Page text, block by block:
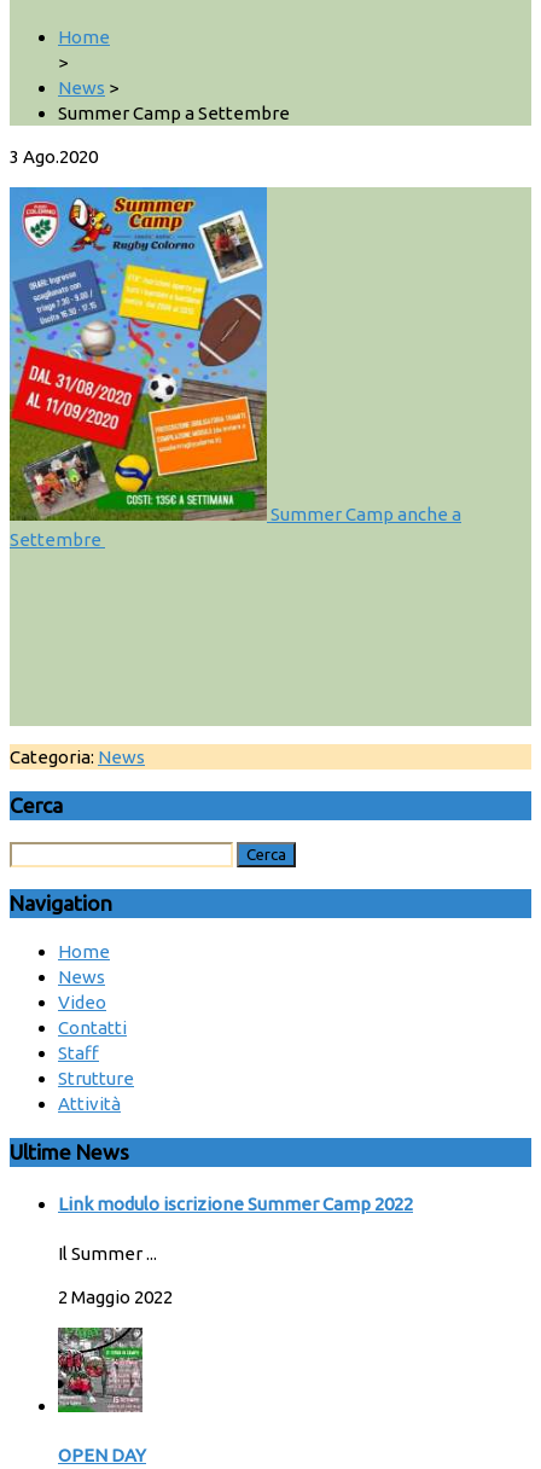
Home
>
News >
Summer Camp a Settembre
3 Ago.2020
Summer Camp anche a
Settembre
Categoria: News
Cerca
Navigation
Home
News
Video
Contatti
Staff
Strutture
Attività
Ultime News
Link modulo iscrizione Summer Camp 2022
Il Summer ...
2 Maggio 2022
OPEN DAY